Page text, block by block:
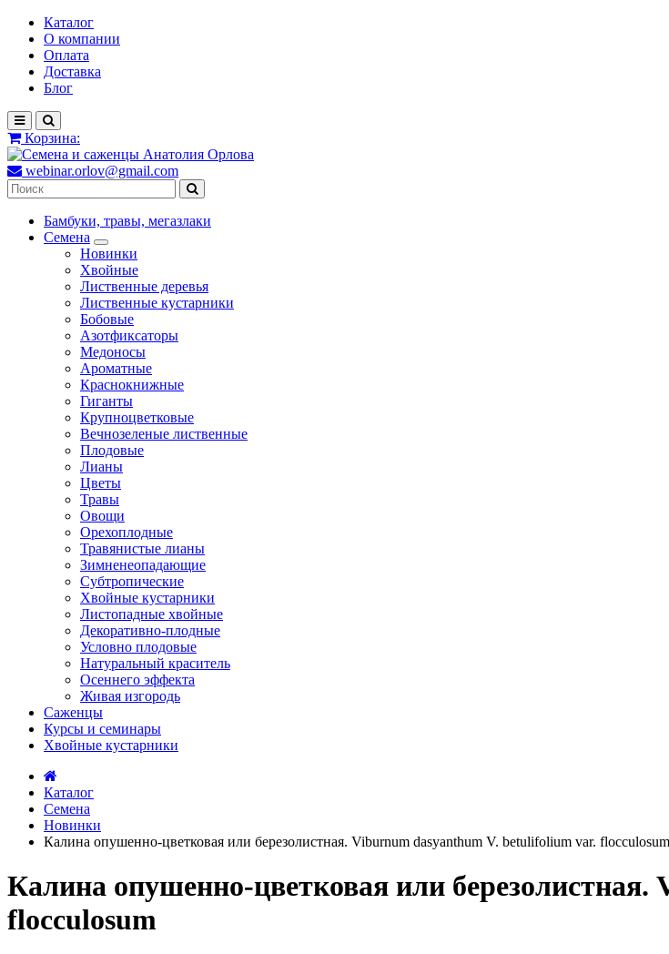
Каталог
О компании
Оплата
Доставка
Блог
Корзина:
webinar.orlov@gmail.com
Бамбуки, травы, мегазлаки
Семена
Новинки
Хвойные
Лиственные деревья
Лиственные кустарники
Бобовые
Азотфиксаторы
Медоносы
Ароматные
Краснокнижные
Гиганты
Крупноцветковые
Вечнозеленые лиственные
Плодовые
Лианы
Цветы
Травы
Овощи
Орехоплодные
Травянистые лианы
Зимненеопадающие
Субтропические
Хвойные кустарники
Листопадные хвойные
Декоративно-плодные
Условно плодовые
Натуральный краситель
Осеннего эффекта
Живая изгородь
Саженцы
Курсы и семинары
Хвойные кустарники
Каталог
Семена
Новинки
Калина опушенно-цветковая или березолистная. Viburnum dasyanthum V. betulifolium var. flocculosum
Калина опушенно-цветковая или
flocculosum